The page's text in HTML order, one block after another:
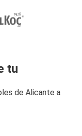
tu
de Alicante a